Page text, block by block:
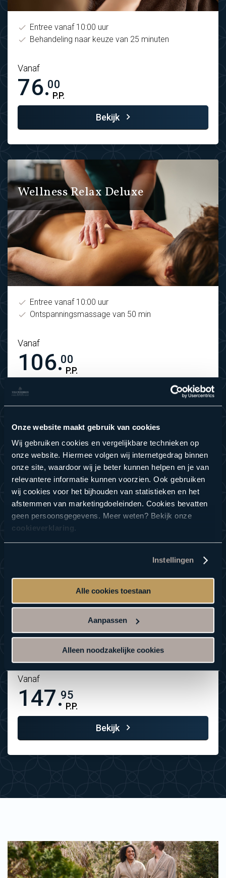
Onze website maakt gebruik van cookies
Wij gebruiken cookies en vergelijkbare technieken op
onze website. Hiermee volgen wij internetgedrag binnen
onze site, waardoor wij je beter kunnen helpen en je van
relevantere informatie kunnen voorzien. Ook gebruiken
wij cookies voor het bijhouden van statistieken en het
afstemmen van marketingdoeleinden. Cookies bevatten
geen persoonsgegevens. Meer weten? Bekijk onze
cookieverklaring.
Instellingen
Alle cookies toestaan
Aanpassen
Alleen noodzakelijke cookies
Entree vanaf 10:00 uur
Behandeling naar keuze van 25 minuten
Vanaf
76.00
P.P.
Bekijk
Wellness Relax Deluxe
Entree vanaf 10:00 uur
Ontspanningsmassage van 50 min
Vanaf
106.00
P.P.
All inclusive
Entree vanaf 10:00 uur
Koffie of thee met gebak
Belegd broodje naar keuze tot 17:00 uur
Dessert naar keuze
3 drankjes naar keuze (non-alcoholisch)*
Behandeling naar keuze van 25 min**
Vanaf
147.95
P.P.
Bekijk